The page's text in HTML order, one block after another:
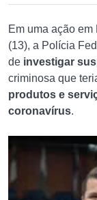
Em uma ação
(13), a Polícia
de investigar
criminosa que
produtos e
coronavírus.